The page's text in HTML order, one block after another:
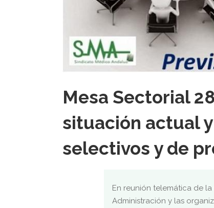
Mesa Sectorial
situación actual
selectivos y de
En reunión telemática de
Administración y las